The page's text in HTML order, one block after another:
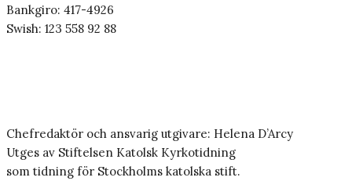
Bankgiro: 417-4926
Swish: 123 558 92 88
Chefredaktör och ansvarig utgivare: Helena D’Arcy
Utges av Stiftelsen Katolsk Kyrkotidning
som tidning för Stockholms katolska stift.